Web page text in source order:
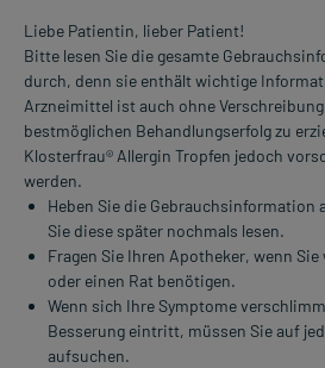
Liebe Patientin, lieber Patient!
Bitte lesen Sie die gesamte
durch, denn sie enthält wichtige
Arzneimittel ist auch ohne
bestmöglichen Behandlungserfolg zu
Klosterfrau® Allergin Tropfen jedoch
werden.
Heben Sie die Gebrauchsinformation
Sie diese später nochmals lesen.
Fragen Sie Ihren Apotheker, wenn
oder einen Rat benötigen.
Wenn sich Ihre Symptome
Besserung eintritt, müssen Sie auf
aufsuchen.